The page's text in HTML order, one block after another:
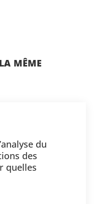
MÊME
du
des
quelles